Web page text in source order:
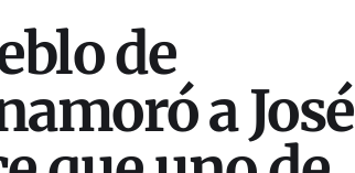
de
a José